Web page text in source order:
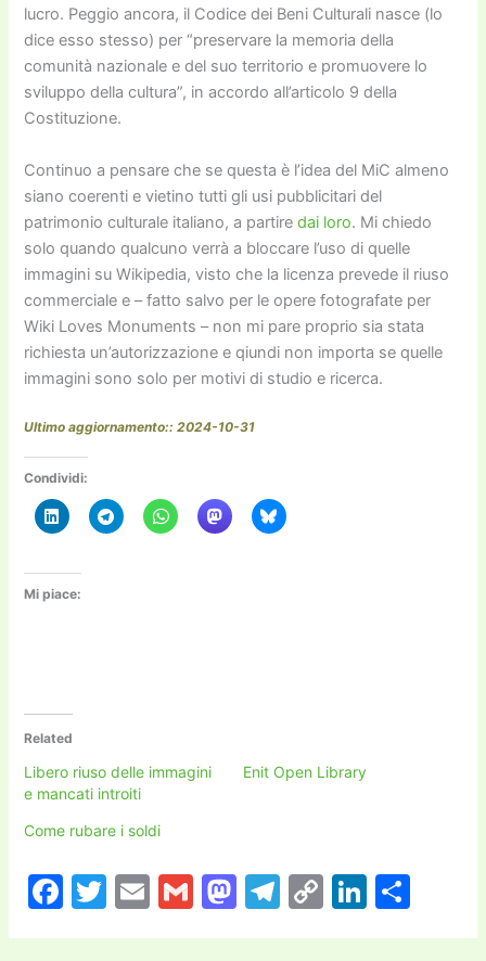
lucro. Peggio ancora, il Codice dei Beni Culturali nasce (lo
dice esso stesso) per “preservare la memoria della
comunità nazionale e del suo territorio e promuovere lo
sviluppo della cultura”, in accordo all’articolo 9 della
Costituzione.
Continuo a pensare che se questa è l’idea del MiC almeno
siano coerenti e vietino tutti gli usi pubblicitari del
patrimonio culturale italiano, a partiredai loro. Mi chiedo
solo quando qualcuno verrà a bloccare l’uso di quelle
immagini su Wikipedia, visto che la licenza prevede il riuso
commerciale e – fatto salvo per le opere fotografate per
Wiki Loves Monuments – non mi pare proprio sia stata
richiesta un’autorizzazione e qiundi non importa se quelle
immagini sono solo per motivi di studio e ricerca.
Ultimo aggiornamento:: 2024-10-31
Condividi:
Mi piace:
Related
Libero riuso delle immagini
e mancati introiti
Enit Open Library
Come rubare i soldi
F
T
E
G
M T
C
Li